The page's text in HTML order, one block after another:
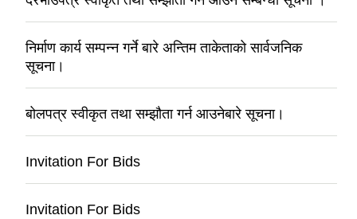
निर्माण कार्य सम्पन्न गर्ने बारे अन्तिम ताकेताको सार्वजनिक
सूचना।
बोलपत्र स्वीकृत तथा सम्झौता गर्न आउनेबारे सूचना।
Invitation For Bids
Invitation For Bids